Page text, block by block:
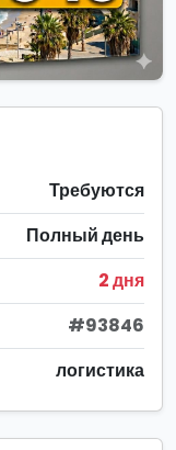
Требуются
Полный день
2 дня
#93846
логистика